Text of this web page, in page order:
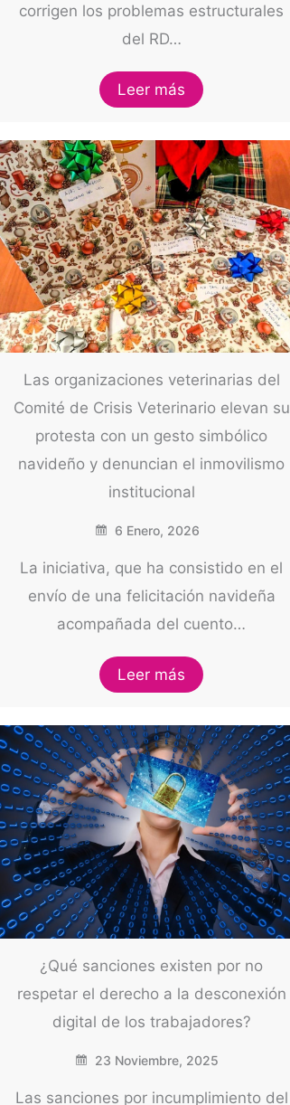
corrigen los problemas estructurales
del RD…
Leer más
Las organizaciones veterinarias del
Comité de Crisis Veterinario elevan su
protesta con un gesto simbólico
navideño y denuncian el inmovilismo
institucional
6 Enero, 2026
La iniciativa, que ha consistido en el
envío de una felicitación navideña
acompañada del cuento…
Leer más
¿Qué sanciones existen por no
respetar el derecho a la desconexión
digital de los trabajadores?
23 Noviembre, 2025
Las sanciones por incumplimiento del